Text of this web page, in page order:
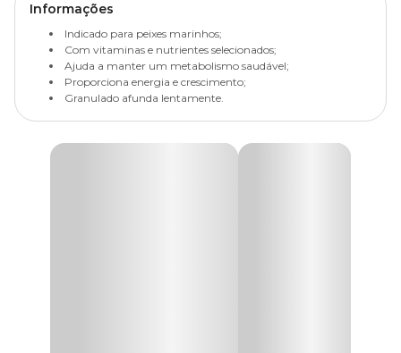
Informações
Indicado para peixes marinhos;
Com vitaminas e nutrientes selecionados;
Ajuda a manter um metabolismo saudável;
Proporciona energia e crescimento;
Granulado afunda lentamente.